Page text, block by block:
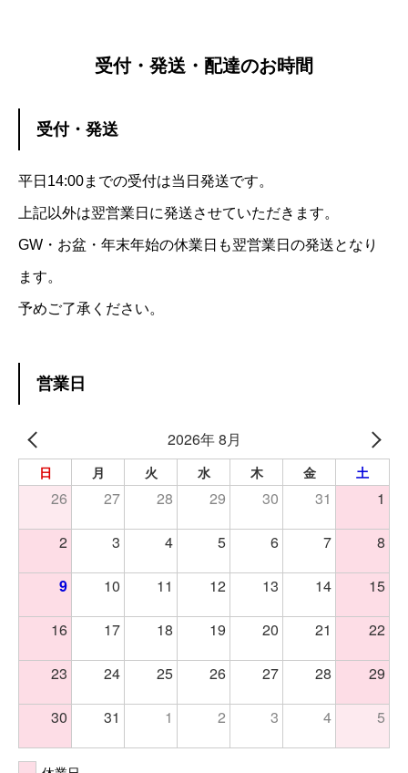
受付・発送・配達のお時間
受付・発送
平日14:00までの受付は当日発送です。
上記以外は翌営業日に発送させていただきます。
GW・お盆・年末年始の休業日も翌営業日の発送となり
ます。
予めご了承ください。
営業日
2026年 8月
日 月 火 水 木 金 土
26 27 28 29 30 31 1
2 3 4 5 6 7 8
9 10 11 12 13 14 15
16 17 18 19 20 21 22
23 24 25 26 27 28 29
30 31 1 2 3 4 5